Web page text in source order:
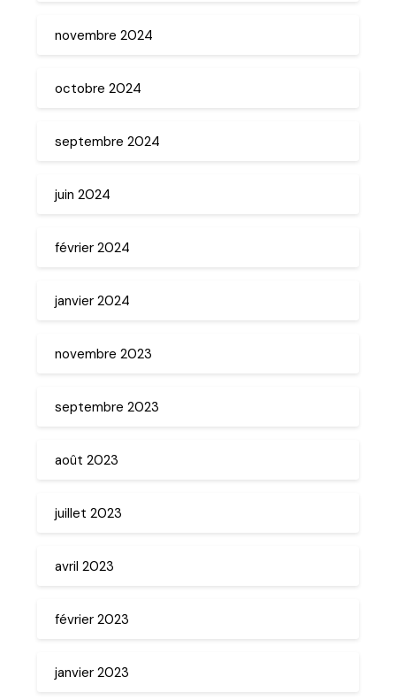
novembre 2024
octobre 2024
septembre 2024
juin 2024
février 2024
janvier 2024
novembre 2023
septembre 2023
août 2023
juillet 2023
avril 2023
février 2023
janvier 2023